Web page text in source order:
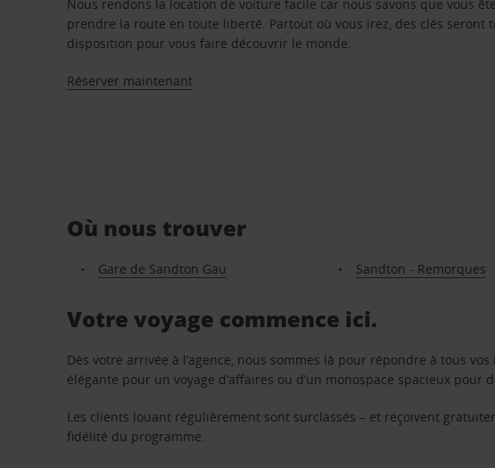
Nous rendons la location de voiture facile car nous savons que vous
prendre la route en toute liberté. Partout où vous irez, des clés seront
disposition pour vous faire découvrir le monde.
Réserver maintenant
Où nous trouver
Gare de Sandton Gau Sandton - Remorques
Votre voyage commence ici.
Dès votre arrivée à l’agence, nous sommes là pour répondre à tous
élégante pour un voyage d’affaires ou d’un monospace spacieux pour
Les clients louant régulièrement sont surclassés – et reçoivent
fidélité du programme.